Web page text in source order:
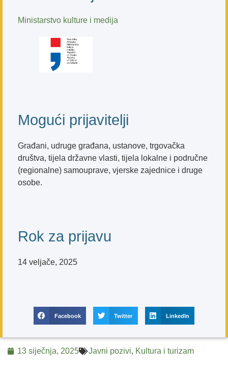
Ministarstvo kulture i medija
Mogući prijavitelji
Građani, udruge građana, ustanove, trgovačka
društva, tijela državne vlasti, tijela lokalne i područne
(regionalne) samouprave, vjerske zajednice i druge
osobe.
Rok za prijavu
14 veljače, 2025
Facebook Twitter LinkedIn
13 siječnja, 2025 Javni pozivi, Kultura i turizam